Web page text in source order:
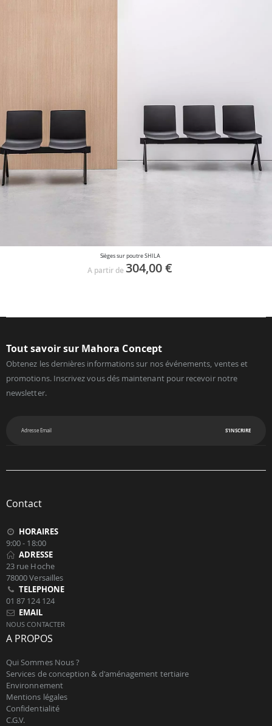
Sièges sur poutre SHILA
A partir de 304,00 €
Tout savoir sur Mahora Concept
Obtenez les dernières informations sur nos événements, ventes et
promotions. Inscrivez vous dés maintenant pour recevoir notre
newsletter.
S'INSCRIRE
Contact
HORAIRES
9:00 - 18:00
ADRESSE
23 rue Hoche
78000 Versailles
TELEPHONE
01 87 124 124
EMAIL
NOUS CONTACTER
A PROPOS
Qui Sommes Nous ?
Services de conception & d'aménagement tertiaire
Environnement
Mentions légales
Confidentialité
C.G.V.